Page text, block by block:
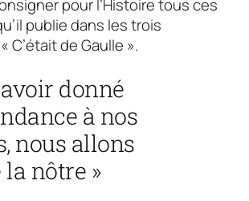
pour l’Histoire tous ces
publie dans les trois
C’était de Gaulle ».
donné
à nos
nous allons
nôtre »